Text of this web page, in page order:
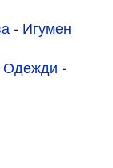
- Игумен
Одежди -